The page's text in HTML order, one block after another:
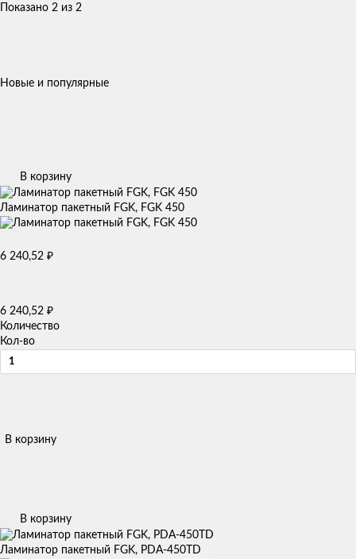
Показано 2 из 2
Новые и популярные
В корзину
Ламинатор пакетный FGK, FGK 450
6 240,52 ₽
6 240,52 ₽
Количество
Кол-во
В корзину
В корзину
Ламинатор пакетный FGK, PDA-450TD